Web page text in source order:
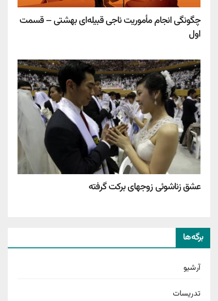
چگونگی انجام مأموریت ناجی قبیله‌ای بهشتی – قسمت
اول
عشق زناشوئی زوجهای برکت گرفته
برگه‌ها
آرشیو
تدریسات